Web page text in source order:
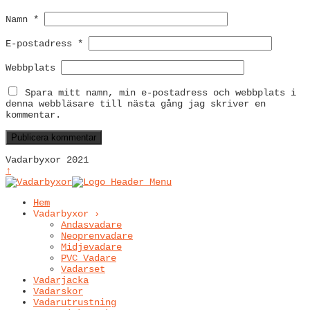
Namn *
E-postadress *
Webbplats
Spara mitt namn, min e-postadress och webbplats i
denna webbläsare till nästa gång jag skriver en
kommentar.
Vadarbyxor 2021
↑
Hem
Vadarbyxor ›
Andasvadare
Neoprenvadare
Midjevadare
PVC Vadare
Vadarset
Vadarjacka
Vadarskor
Vadarutrustning